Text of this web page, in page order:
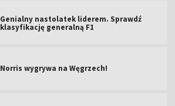
Genialny nastolatek liderem. Sprawdź
klasyfikację generalną F1
Norris wygrywa na Węgrzech!